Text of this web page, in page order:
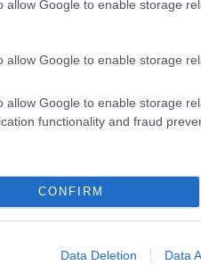
allow Google to enable storage
allow Google to enable storage
allow Google to enable storage
functionality and fraud
CONFIRM
Data Deletion Data
ésiOS-re!
működését!